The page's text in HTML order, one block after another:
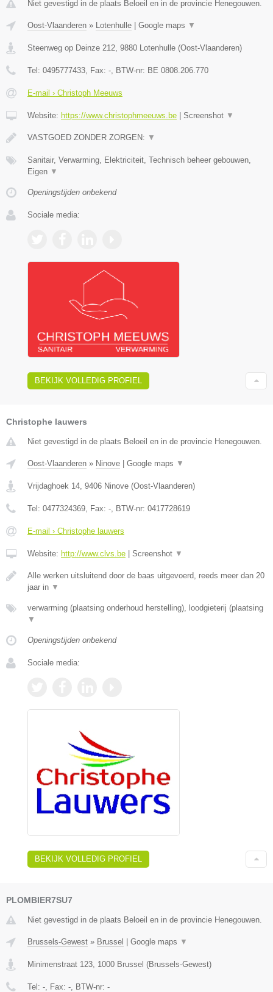
Niet gevestigd in de plaats Beloeil en in de provincie Henegouwen.
Oost-Vlaanderen » Lotenhulle | Google maps ▼
Steenweg op Deinze 212 9880 Lotenhulle (Oost-Vlaanderen)
Tel: 0495777433 , Fax: - , BTW-nr: BE 0808.206.770
E-mail › Christoph Meeuws
Website: https://www.christophmeeuws.be | Screenshot ▼
VASTGOED ZONDER ZORGEN: ▼
Sanitair, Verwarming, Elektriciteit, Technisch beheer gebouwen,
Eigen ▼
Openingstijden onbekend
Sociale media:
BEKIJK VOLLEDIG PROFIEL
Christophe lauwers
Niet gevestigd in de plaats Beloeil en in de provincie Henegouwen.
Oost-Vlaanderen » Ninove Google maps ▼
Vrijdaghoek 14, 9406 Ninove (Oost-Vlaanderen)
Tel: 0477324369, Fax: -, BTW-nr: 0417728619
E-mail › Christophe lauwers
Website: http://www.clvs.be Screenshot ▼
Alle werken uitsluitend door de baas uitgevoerd, reeds meer dan 20
jaar in ▼
verwarming (plaatsing onderhoud herstelling), loodgieterij (plaatsing
▼
Openingstijden onbekend
Sociale media:
BEKIJK VOLLEDIG PROFIEL
PLOMBIER7SU7
Niet gevestigd in de plaats Beloeil en in de provincie Henegouwen.
Brussels-Gewest » Brussel Google maps ▼
Minimenstraat 123 1000 Brussel (Brussels-Gewest)
Tel: - , Fax: - , BTW-nr: -